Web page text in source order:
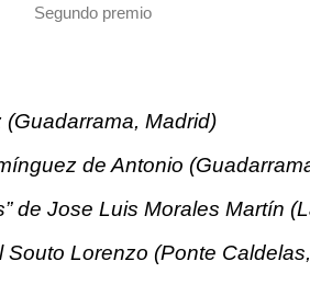
Segundo premio
(Guadarrama, Madrid)
de Antonio
de Jose Luis Morales Martín
Lorenzo (Ponte